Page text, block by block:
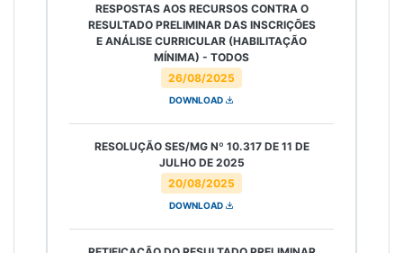
26/08/2025
RESPOSTAS AOS RECURSOS CONTRA O
RESULTADO PRELIMINAR DAS INSCRIÇÕES
E ANÁLISE CURRICULAR (HABILITAÇÃO
MÍNIMA) - TODOS
DOWNLOAD
20/08/2025
RESOLUÇÃO SES/MG Nº 10.317 DE 11 DE
JULHO DE 2025
DOWNLOAD